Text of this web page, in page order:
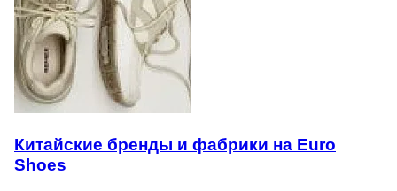
Китайские бренды и фабрики на Euro
Shoes